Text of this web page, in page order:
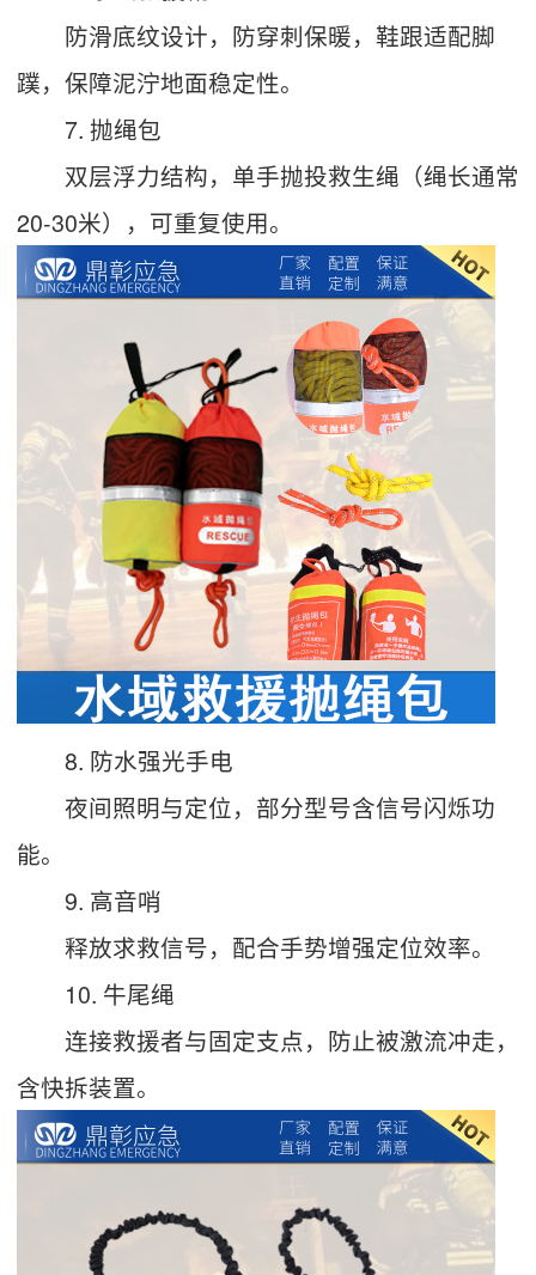
防滑底纹设计，防穿刺保暖，鞋跟适配脚
蹼，保障泥泞地面稳定性。
7. 抛绳包
双层浮力结构，单手抛投救生绳（绳长通常
20-30米），可重复使用。
8. 防水强光手电
夜间照明与定位，部分型号含信号闪烁功
能。
9. 高音哨
释放求救信号，配合手势增强定位效率。
10. 牛尾绳
连接救援者与固定支点，防止被激流冲走，
含快拆装置。